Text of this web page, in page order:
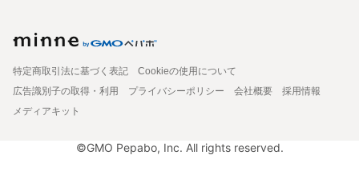
特定商取引法に基づく表記
Cookieの使用について
広告識別子の取得・利用
プライバシーポリシー 会社概要
採用情報
メディアキット
©GMO Pepabo, Inc. All rights reserved.